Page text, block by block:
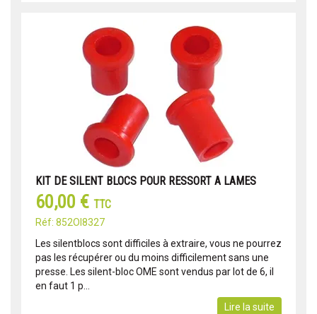
KIT DE SILENT BLOCS POUR RESSORT A LAMES
60,00 € TTC
Réf: 852OI8327
Les silentblocs sont difficiles à extraire, vous ne pourrez
pas les récupérer ou du moins difficilement sans une
presse. Les silent-bloc OME sont vendus par lot de 6, il
en faut 1 p...
Lire la suite